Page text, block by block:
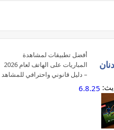
أفضل تطبيقات لمشاهدة
المباريات على الهاتف لعام 2026
– دليل قانوني واحترافي للمشاهد
العربي
6.8.25